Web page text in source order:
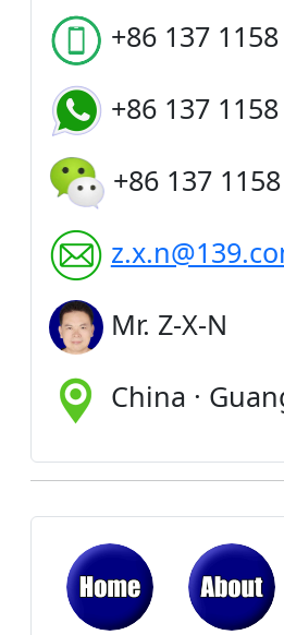
+86 137
+86 137
+86 137
Mr. Z-X-N
China ·